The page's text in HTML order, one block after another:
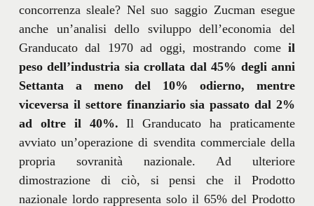
concorrenza sleale? Nel suo saggio Zucman esegue
anche un’analisi dello sviluppo dell’economia del
Granducato dal 1970 ad oggi, mostrando comeil
peso dell’industria sia crollata dal 45% degli anni
Settanta a meno del 10% odierno, mentre
viceversa il settore finanziario sia passato dal 2%
ad oltre il 40%. Il Granducato ha praticamente
avviato un’operazione di svendita commerciale della
propria sovranità nazionale. Ad ulteriore
dimostrazione di ciò, si pensi che il Prodotto
nazionale lordo rappresenta solo il 65% del Prodotto